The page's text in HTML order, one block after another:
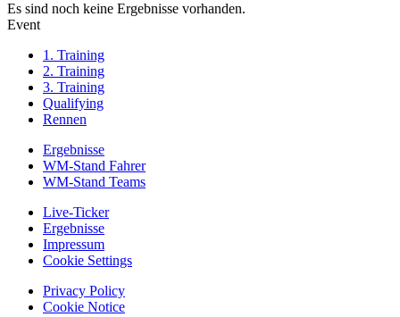
Es sind noch keine Ergebnisse vorhanden.
Event
1. Training
2. Training
3. Training
Qualifying
Rennen
Ergebnisse
WM-Stand Fahrer
WM-Stand Teams
Live-Ticker
Ergebnisse
Impressum
Cookie Settings
Privacy Policy
Cookie Notice